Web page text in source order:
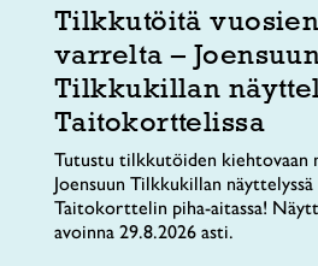
Tilkkutöitä vuosien
varrelta –
Tilkkukillan
Taitokorttelissa
Tutustu tilkkutöiden kiehtovaan
Joensuun Tilkkukillan näyttelyssä
Taitokorttelin piha-aitassa!
avoinna 29.8.2026 asti.